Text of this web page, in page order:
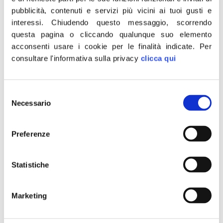
pubblicità, contenuti e servizi più vicini ai tuoi gusti e
interessi.Chiudendo questo messaggio, scorrendo
questa pagina o cliccando qualunque suo elemento
acconsenti usare i cookie per le finalità indicate. Per
consultare l'informativa sulla privacy clicca qui
delNecessario
Preferenze
Statistiche
Marketing
sociale è chiusura campi…
…E RISPETTO DELLA LEGGE. «Sono d’accordo con il
rappresentante legale dell’Associazione Nazione Rom,